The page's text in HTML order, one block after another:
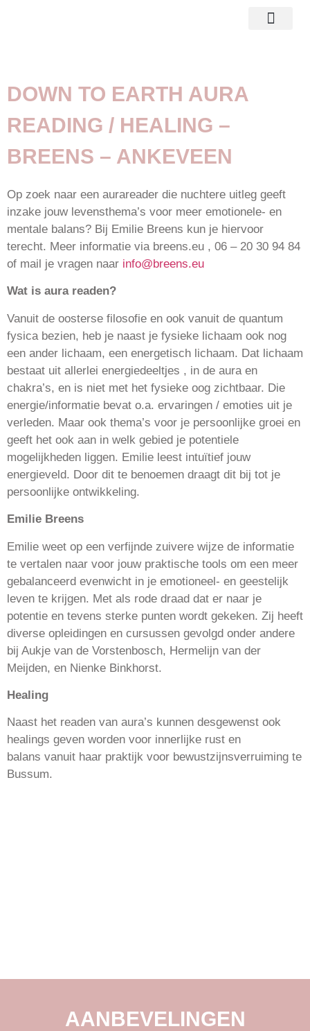
DOWN TO EARTH AURA
READING / HEALING –
BREENS – ANKEVEEN
Op zoek naar een aurareader die nuchtere uitleg geeft
inzake jouw levensthema’s voor meer emotionele- en
mentale balans? Bij Emilie Breens kun je hiervoor
terecht. Meer informatie via breens.eu , 06 – 20 30 94 84
of mail je vragen naar info@breens.eu
Wat is aura readen?
Vanuit de oosterse filosofie en ook vanuit de quantum
fysica bezien, heb je naast je fysieke lichaam ook nog
een ander lichaam, een energetisch lichaam. Dat lichaam
bestaat uit allerlei energiedeeltjes , in de aura en
chakra’s, en is niet met het fysieke oog zichtbaar. Die
energie/informatie bevat o.a. ervaringen / emoties uit je
verleden. Maar ook thema’s voor je persoonlijke groei en
geeft het ook aan in welk gebied je potentiele
mogelijkheden liggen. Emilie leest intuïtief jouw
energieveld. Door dit te benoemen draagt dit bij tot je
persoonlijke ontwikkeling.
Emilie Breens
Emilie weet op een verfijnde zuivere wijze de informatie
te vertalen naar voor jouw praktische tools om een meer
gebalanceerd evenwicht in je emotioneel- en geestelijk
leven te krijgen. Met als rode draad dat er naar je
potentie en tevens sterke punten wordt gekeken. Zij heeft
diverse opleidingen en cursussen gevolgd onder andere
bij Aukje van de Vorstenbosch, Hermelijn van der
Meijden, en Nienke Binkhorst.
Healing
Naast het readen van aura’s kunnen desgewenst ook
healings geven worden voor innerlijke rust en
balans vanuit haar praktijk voor bewustzijnsverruiming te
Bussum.
AANBEVELINGEN